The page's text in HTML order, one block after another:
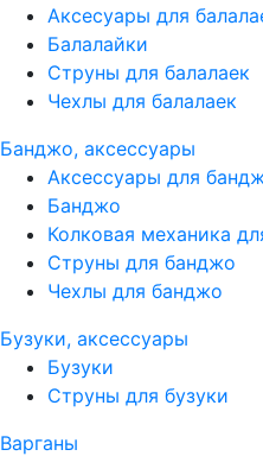
Аксесуары для
Балалайки
Струны для балалаек
Чехлы для балалаек
Банджо, аксессуары
Аксессуары для
Банджо
Колковая механика
Струны для банджо
Чехлы для банджо
Бузуки, аксессуары
Бузуки
Струны для бузуки
Варганы